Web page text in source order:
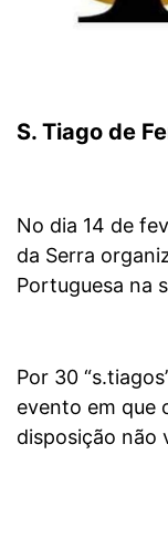
S. Tiago de
No dia 14 de
da Serra
Portuguesa na
Por 30
evento em que
disposição não